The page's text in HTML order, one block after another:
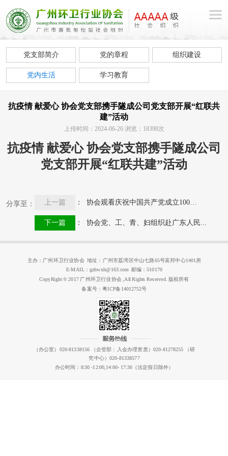
党支部简介 党的章程 组织建设
党内生活 学习教育
抗疫情 献爱心 协会党支部携手隧成公司党支部开展“红联共
建”活动
上传时间：2024-06-26 浏览：18398次
抗疫情 献爱心 协会党支部携手隧成公司
党支部开展“红联共建”活动
分享至： 上一篇 ： 协会观看庆祝中国共产党成立100周...
下一篇 ： 协会党、工、青、妇组织赴广东人民...
主办：广州环卫行业协会 地址：广州市荔湾区中山七路65号富邦中心1401房
E-MAIL：gzhwxh@163.com 邮编：510170
CopyRight © 2017 广州环卫行业协会 ,All Rights Reserved. 版权所有
备案号：粤ICP备14012752号
（办公室）020-81338156 （企管部：入会办理资质）020-81278255 （研
究中心）020-81338577
办公时间：8:30 -12:00,14:00- 17:30（法定假日除外）